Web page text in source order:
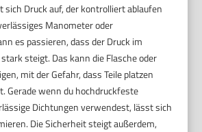
sich Druck auf, der kontrolliert ablaufen
Manometer oder
es passieren, dass der Druck im
steigt. Das kann die Flasche oder
mit der Gefahr, dass Teile platzen
Gerade wenn du hochdruckfeste
Dichtungen verwendest, lässt sich
Die Sicherheit steigt außerdem,